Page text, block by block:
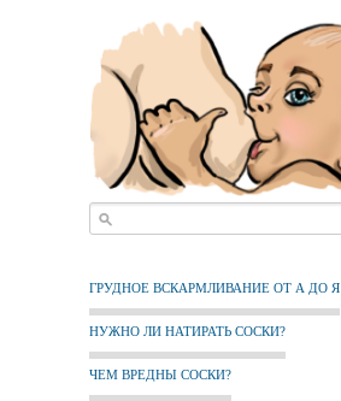
ГРУДНОЕ ВСКАРМЛИВАНИЕ ОТ А ДО Я
НУЖНО ЛИ НАТИРАТЬ СОСКИ?
ЧЕМ ВРЕДНЫ СОСКИ?